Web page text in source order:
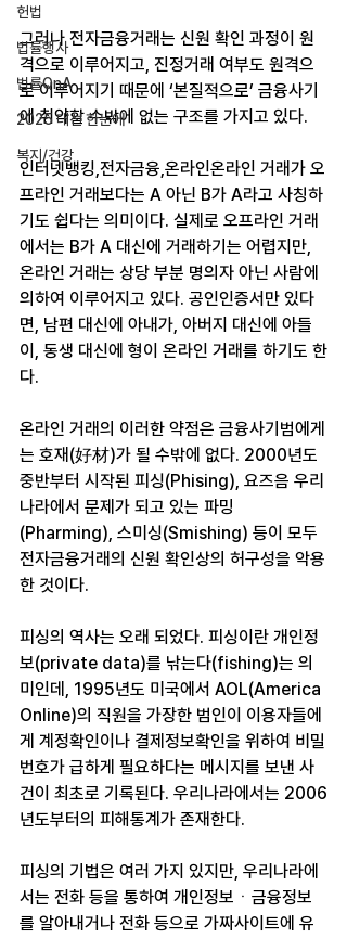
헌법
법률행사
법률QnA
2025 대선 한눈에
복지/건강
그러나 전자금융거래는 신원 확인 과정이 원
격으로 이루어지고, 진정거래 여부도 원격으
로 이루어지기 때문에 ‘본질적으로’ 금융사기
에 취약할 수밖에 없는 구조를 가지고 있다.
인터넷뱅킹,전자금융,온라인온라인 거래가 오
프라인 거래보다는 A 아닌 B가 A라고 사칭하
기도 쉽다는 의미이다. 실제로 오프라인 거래
에서는 B가 A 대신에 거래하기는 어렵지만,
온라인 거래는 상당 부분 명의자 아닌 사람에
의하여 이루어지고 있다. 공인인증서만 있다
면, 남편 대신에 아내가, 아버지 대신에 아들
이, 동생 대신에 형이 온라인 거래를 하기도 한
다.
온라인 거래의 이러한 약점은 금융사기범에게
는 호재(好材)가 될 수밖에 없다. 2000년도
중반부터 시작된 피싱(Phising), 요즈음 우리
나라에서 문제가 되고 있는 파밍
(Pharming), 스미싱(Smishing) 등이 모두
전자금융거래의 신원 확인상의 허구성을 악용
한 것이다.
피싱의 역사는 오래 되었다. 피싱이란 개인정
보(private data)를 낚는다(fishing)는 의
미인데, 1995년도 미국에서 AOL(America
Online)의 직원을 가장한 범인이 이용자들에
게 계정확인이나 결제정보확인을 위하여 비밀
번호가 급하게 필요하다는 메시지를 보낸 사
건이 최초로 기록된다. 우리나라에서는 2006
년도부터의 피해통계가 존재한다.
피싱의 기법은 여러 가지 있지만, 우리나라에
서는 전화 등을 통하여 개인정보ㆍ금융정보
를 알아내거나 전화 등으로 가짜사이트에 유